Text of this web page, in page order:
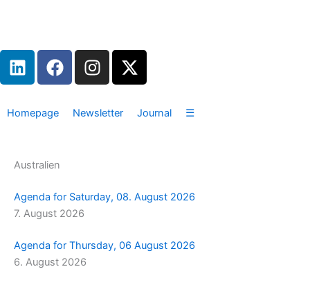
L
i
k
i
F
a
e
o
I
n
t
m
X
-
w
r
Homepage Newsletter Journal ☰
Australien
Agenda for Saturday, 08. August 2026
7. August 2026
Agenda for Thursday, 06 August 2026
6. August 2026